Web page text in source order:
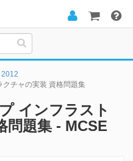
2012
チャの実装 資格問題集
インフラスト
問題集 - MCSE